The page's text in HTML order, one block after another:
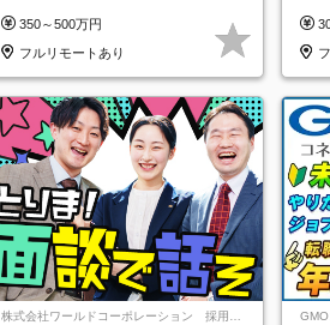
350～500万円
フルリモートあり
株式会社ワールドコーポレーション 採用事
GMO